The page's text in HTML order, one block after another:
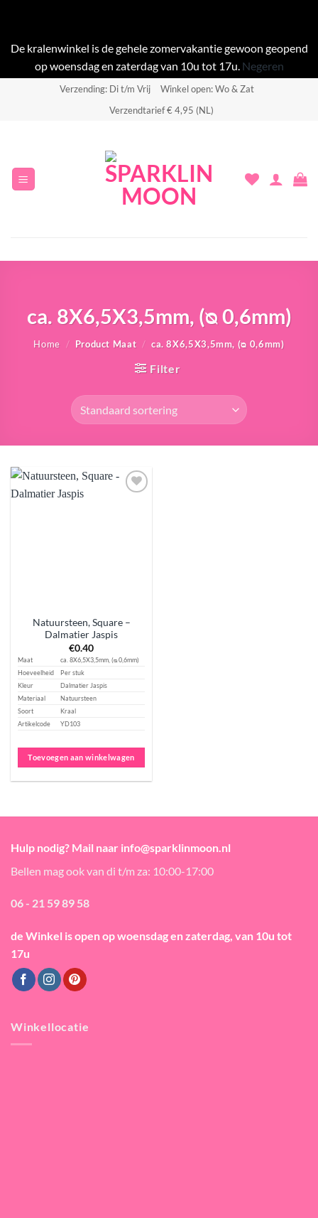
De kralenwinkel is de gehele zomervakantie gewoon geopend
op woensdag en zaterdag van 10u tot 17u. Negeren
Verzending: Di t/m Vrij
Winkel open: Wo & Zat
Verzendtarief € 4,95 (NL)
ca. 8X6,5X3,5mm, (ᴓ 0,6mm)
Home / Product Maat / ca. 8X6,5X3,5mm, (ᴓ 0,6mm)
Filter
Natuursteen, Square –
Dalmatier Jaspis
€0.40
Maat
ca. 8X6,5X3,5mm, (ᴓ 0,6mm)
Hoeveelheid
Per stuk
Kleur
Dalmatier Jaspis
Materiaal
Natuursteen
Soort
Kraal
Artikelcode
YD103
Toevoegen aan winkelwagen
Hulp nodig? Mail naar info@sparklinmoon.nl
Bellen mag ook van di t/m za: 10:00-17:00
06 - 21 59 89 58
de Winkel is openop woensdag en zaterdag, van 10u tot
17u
Winkellocatie